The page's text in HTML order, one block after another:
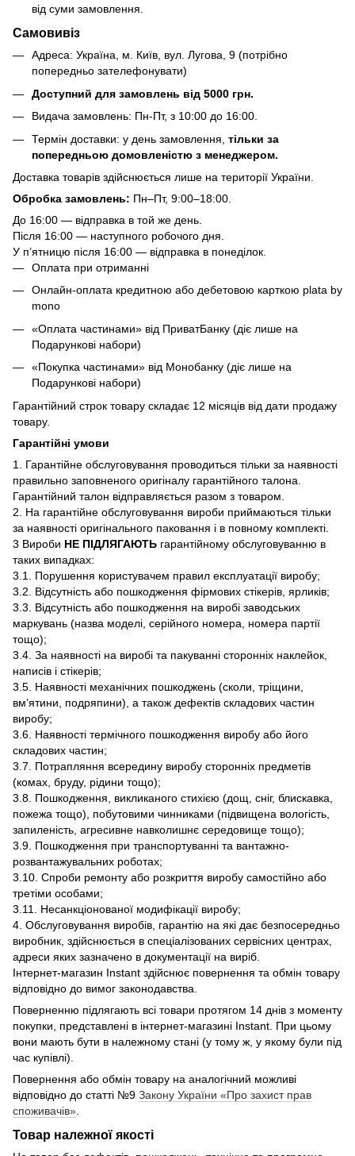
від суми замовлення.
Самовивіз
Адреса: Україна, м. Київ, вул. Лугова, 9 (потрібно
попередньо зателефонувати)
Доступний для замовлень від 5000 грн.
Видача замовлень: Пн-Пт, з 10:00 до 16:00.
Термін доставки: у день замовлення, тільки за
попередньою домовленістю з менеджером.
Доставка товарів здійснюється лише на території України.
Обробка замовлень: Пн–Пт, 9:00–18:00.
До 16:00 — відправка в той же день.
Після 16:00 — наступного робочого дня.
У п’ятницю після 16:00 — відправка в понеділок.
Оплата при отриманні
Онлайн-оплата кредитною або дебетовою карткою plata by
mono
«Оплата частинами» від ПриватБанку (діє лише на
Подарункові набори)
«Покупка частинами» від Монобанку (діє лише на
Подарункові набори)
Гарантійний строк товару складає 12 місяців від дати продажу
товару.
Гарантійні умови
1. Гарантійне обслуговування проводиться тільки за наявності
правильно заповненого оригіналу гарантійного талона.
Гарантійний талон відправляється разом з товаром.
2. На гарантійне обслуговування вироби приймаються тільки
за наявності оригінального паковання і в повному комплекті.
3 Вироби НЕ ПІДЛЯГАЮТЬ гарантійному обслуговуванню в
таких випадках:
3.1. Порушення користувачем правил експлуатації виробу;
3.2. Відсутність або пошкодження фірмових стікерів, ярликів;
3.3. Відсутність або пошкодження на виробі заводських
маркувань (назва моделі, серійного номера, номера партії
тощо);
3.4. За наявності на виробі та пакуванні сторонніх наклейок,
написів і стікерів;
3.5. Наявності механічних пошкоджень (сколи, тріщини,
вм’ятини, подряпини), а також дефектів складових частин
виробу;
3.6. Наявності термічного пошкодження виробу або його
складових частин;
3.7. Потрапляння всередину виробу сторонніх предметів
(комах, бруду, рідини тощо);
3.8. Пошкодження, викликаного стихією (дощ, сніг, блискавка,
пожежа тощо), побутовими чинниками (підвищена вологість,
запиленість, агресивне навколишнє середовище тощо);
3.9. Пошкодження при транспортуванні та вантажно-
розвантажувальних роботах;
3.10. Спроби ремонту або розкриття виробу самостійно або
третіми особами;
3.11. Несанкціонованої модифікації виробу;
4. Обслуговування виробів, гарантію на які дає безпосередньо
виробник, здійснюється в спеціалізованих сервісних центрах,
адреси яких зазначено в документації на виріб.
Інтернет-магазин Instant здійснює повернення та обмін товару
відповідно до вимог законодавства.
Поверненню підлягають всі товари протягом 14 днів з моменту
покупки, представлені в інтернет-магазині Instant. При цьому
вони мають бути в належному стані (у тому ж, у якому були під
час купівлі).
Повернення або обмін товару на аналогічний можливі
відповідно до статті №9 Закону України «Про захист прав
споживачів»
Товар належної якості